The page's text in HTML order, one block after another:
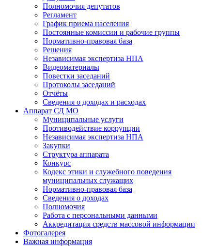
Полномочия депутатов
Регламент
График приема населения
Постоянные комиссии и рабочие группы
Нормативно-правовая база
Решения
Независимая экспертиза НПА
Видеоматериалы
Повестки заседаний
Протоколы заседаний
Отчёты
Сведения о доходах и расходах
Аппарат СД МО
Муниципальные услуги
Противодействие коррупции
Независимая экспертиза НПА
Закупки
Структура аппарата
Конкурс
Кодекс этики и служебного поведения
муниципальных служащих
Нормативно-правовая база
Сведения о доходах
Полномочия
Работа с персональными данными
Аккредитация средств массовой информации
Фотогалерея
Важная информация